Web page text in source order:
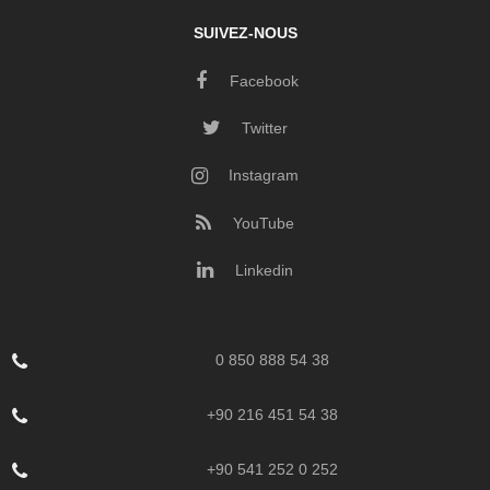
SUIVEZ-NOUS
Facebook
Twitter
Instagram
YouTube
Linkedin
0 850 888 54 38
+90 216 451 54 38
+90 541 252 0 252